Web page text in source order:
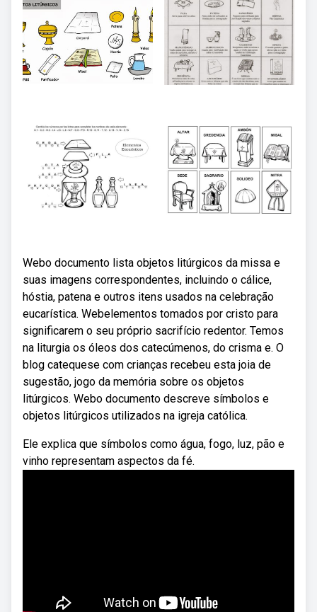
Webo documento lista objetos litúrgicos da missa e
suas imagens correspondentes, incluindo o cálice,
hóstia, patena e outros itens usados na celebração
eucarística. Webelementos tomados por cristo para
significarem o seu próprio sacrifício redentor. Temos
na liturgia os óleos dos catecúmenos, do crisma e. O
blog catequese com crianças recebeu esta joia de
sugestão, jogo da memória sobre os objetos
litúrgicos. Webo documento descreve símbolos e
objetos litúrgicos utilizados na igreja católica.
Ele explica que símbolos como água, fogo, luz, pão e
vinho representam aspectos da fé.